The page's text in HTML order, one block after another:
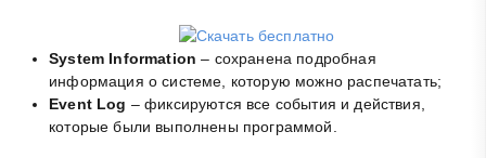
System Information – сохранена подробная
информация о системе, которую можно распечатать;
Event Log – фиксируются все события и действия,
которые были выполнены программой.